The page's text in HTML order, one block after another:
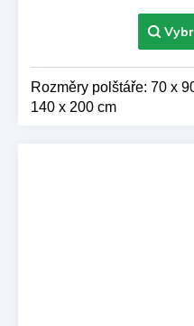
Rozměry polštáře: 70 x
140 x 200 cm